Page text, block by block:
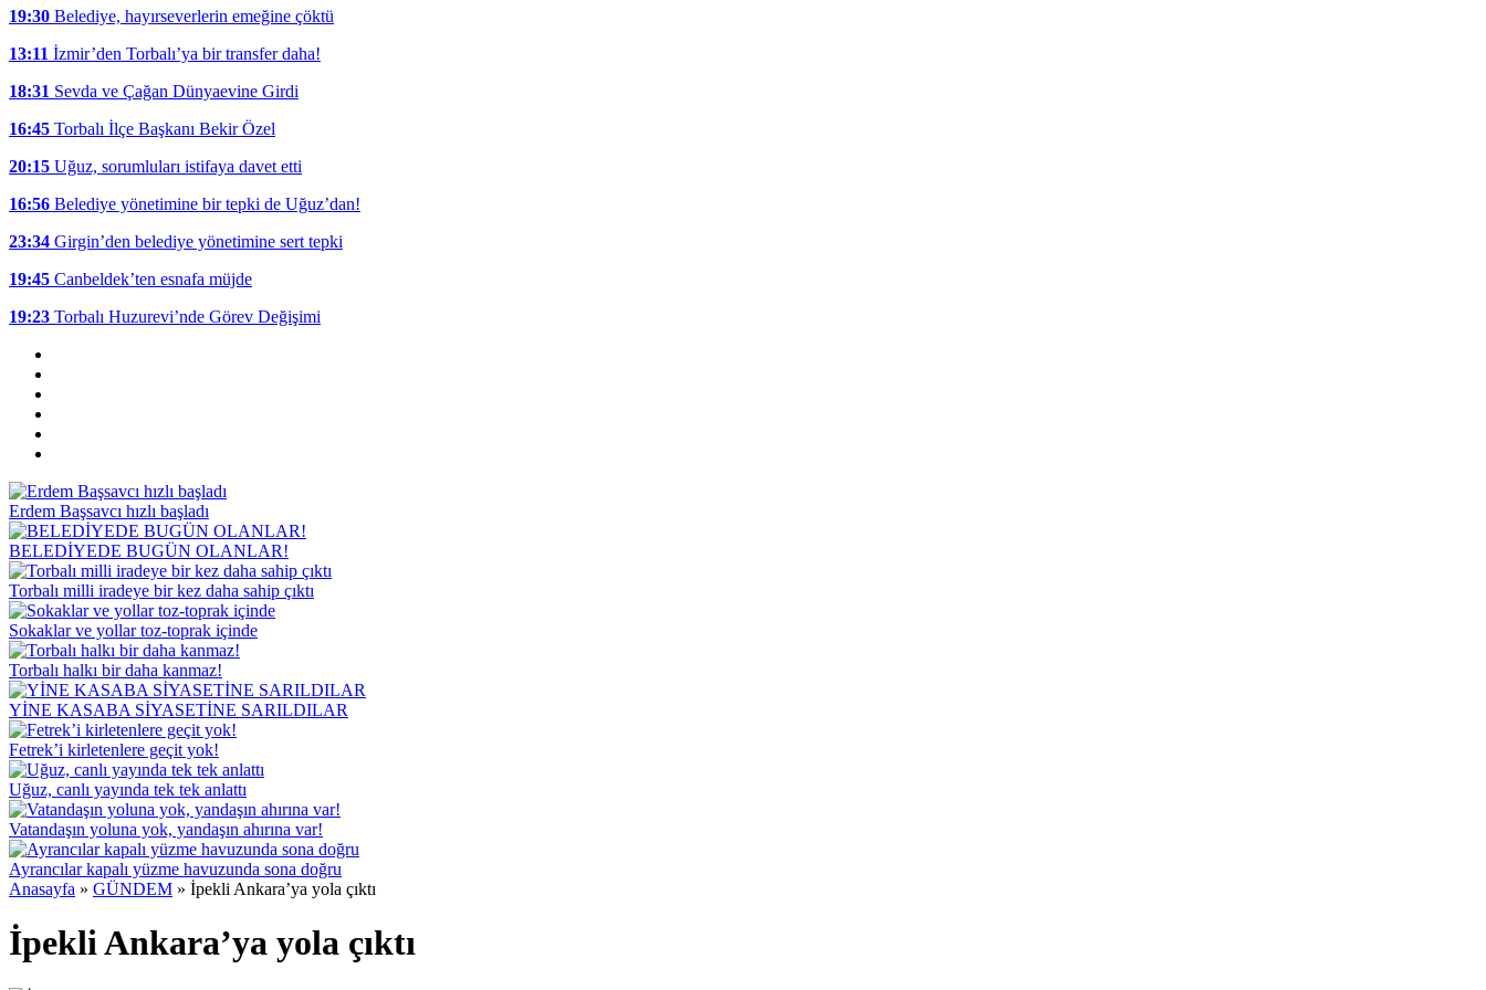
19:30 Belediye, hayırseverlerin emeğine çöktü
13:11 İzmir’den Torbalı’ya bir transfer daha!
18:31 Sevda ve Çağan Dünyaevine Girdi
16:45 Torbalı İlçe Başkanı Bekir Özel
20:15 Uğuz, sorumluları istifaya davet etti
16:56 Belediye yönetimine bir tepki de Uğuz’dan!
23:34 Girgin’den belediye yönetimine sert tepki
19:45 Canbeldek’ten esnafa müjde
19:23 Torbalı Huzurevi’nde Görev Değişimi
Erdem Başsavcı hızlı başladı
BELEDİYEDE BUGÜN OLANLAR!
Torbalı milli iradeye bir kez daha sahip çıktı
Sokaklar ve yollar toz-toprak içinde
Torbalı halkı bir daha kanmaz!
YİNE KASABA SİYASETİNE SARILDILAR
Fetrek’i kirletenlere geçit yok!
Uğuz, canlı yayında tek tek anlattı
Vatandaşın yoluna yok, yandaşın ahırına var!
Ayrancılar kapalı yüzme havuzunda sona doğru
Anasayfa » GÜNDEM » İpekli Ankara’ya yola çıktı
İpekli Ankara’ya yola çıktı